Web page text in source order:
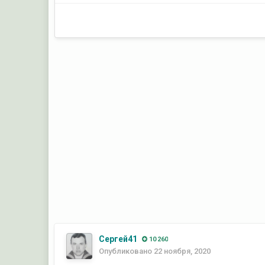
Сергей41 10 260
Опубликовано 22 ноября, 2020